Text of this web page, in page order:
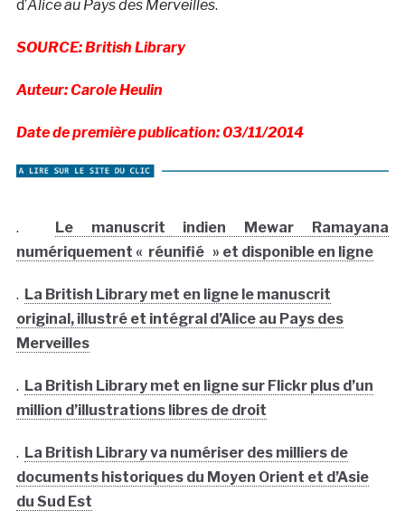
d’Alice au Pays des Merveilles.
SOURCE: British Library
Auteur: Carole Heulin
Date de première publication: 03/11/2014
.
Le manuscrit indien Mewar Ramayana
numériquement « réunifié » et disponible en ligne
. La British Library met en ligne le manuscrit
original, illustré et intégral d’Alice au Pays des
Merveilles
. La British Library met en ligne sur Flickr plus d’un
million d’illustrations libres de droit
. La British Library va numériser des milliers de
documents historiques du Moyen Orient et d’Asie
du Sud Est